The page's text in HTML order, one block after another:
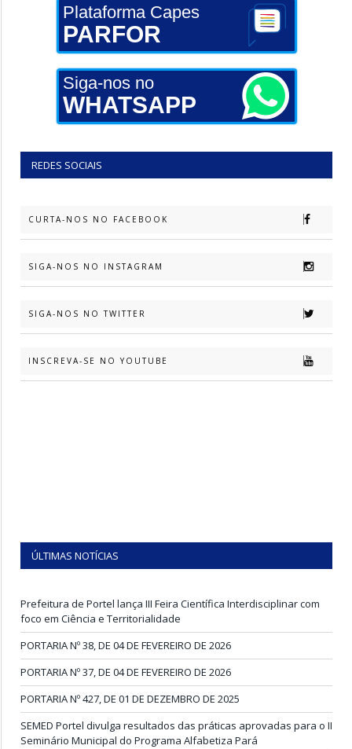
Plataforma Capes
PARFOR
Siga-nos no
WHATSAPP
REDES SOCIAIS
CURTA-NOS NO FACEBOOK
SIGA-NOS NO INSTAGRAM
SIGA-NOS NO TWITTER
INSCREVA-SE NO YOUTUBE
ÚLTIMAS NOTÍCIAS
Prefeitura de Portel lança III Feira Científica Interdisciplinar com
foco em Ciência e Territorialidade
PORTARIA Nº 38, DE 04 DE FEVEREIRO DE 2026
PORTARIA Nº 37, DE 04 DE FEVEREIRO DE 2026
PORTARIA Nº 427, DE 01 DE DEZEMBRO DE 2025
SEMED Portel divulga resultados das práticas aprovadas para o II
Seminário Municipal do Programa Alfabetiza Pará